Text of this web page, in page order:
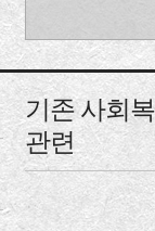
기존 사회
관련